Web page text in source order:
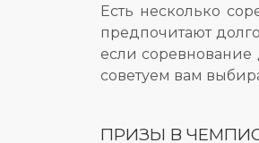
Есть несколько
предпочитают
если соревнование
советуем вам
ПРИЗЫ В